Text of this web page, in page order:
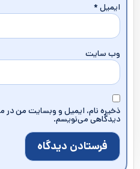
ایمیل*
وب‌ سایت
ذخیره نام، ایمیل و وبسایت من در
دیدگاهی می‌نویسم.